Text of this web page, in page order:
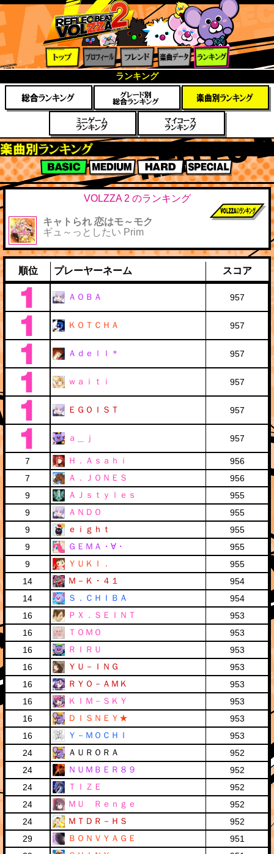
ィール
フレン
ド
楽曲デ
ータ
ング
ランキング
楽曲別スコアランキング
BASIC MEDIUM HARD SPECIAL
VOLZZA 2 のランキング
キャトられ 恋はモ～モク
ギュ～っとしたい Prim
順位 プレーヤーネーム スコア
ＡＯＢＡ 957
ＫＯＴＣＨＡ 957
Ａｄｅｌｌ＊ 957
ｗａｉｔｉ 957
ＥＧＯＩＳＴ 957
ａ＿ｊ 957
7 Ｈ．Ａｓａｈｉ
956
7
Ａ．ＪＯＮＥＳ
956
9
ＡＪｓｔｙｌｅｓ
955
9
ＡＮＤＯ
955
9
ｅｉｇｈｔ
955
9
ＧＥＭＡ・∀・
955
9
ＹＵＫＩ．
955
14
Ｍ－Ｋ・４１
954
14
Ｓ．ＣＨＩＢＡ
954
16
ＰＸ．ＳＥＩＮＴ
953
16
ＴＯＭＯ
953
16
ＲＩＲＵ
953
16
ＹＵ－ＩＮＧ
953
16
ＲＹＯ－ＡＭＫ
953
16
ＫＩＭ－ＳＫＹ
953
16
ＤＩＳＮＥＹ★
953
16
Ｙ－ＭＯＣＨＩ
953
24
ＡＵＲＯＲＡ
952
24
ＮＵＭＢＥＲ８９
952
24
ＴＩＺＥ
952
24
ＭＵ Ｒｅｎｇｅ
952
24
ＭＴＤＲ－ＨＳ
952
29
ＢＯＮＶＹＡＧＥ
951